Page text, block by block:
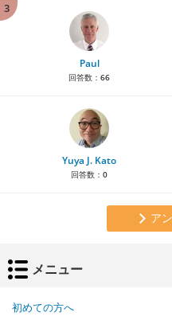
3
Paul
回答数： 66
Yuya J. Kato
回答数： 0
ア
メニュー
初めての方へ